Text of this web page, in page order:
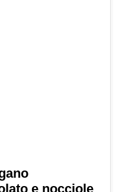
e nocciole